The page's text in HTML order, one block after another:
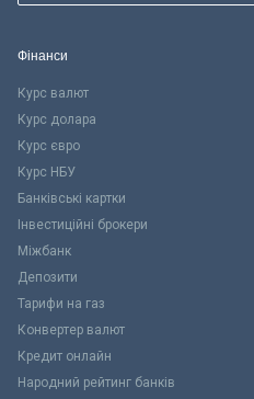
Фінанси
Курс валют
Курс долара
Курс євро
Курс НБУ
Банківські картки
Інвестиційні брокери
Міжбанк
Депозити
Тарифи на газ
Конвертер валют
Кредит онлайн
Народний рейтинг банків